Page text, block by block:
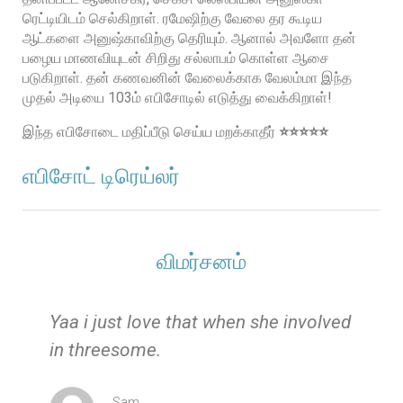
ரெட்டியிடம் செல்கிறாள். ரமேஷிற்கு வேலை தர கூடிய
ஆட்களை அனுஷ்காவிற்கு தெரியும். ஆனால் அவளோ தன்
பழைய மாணவியுடன் சிறிது சல்லாபம் கொள்ள ஆசை
படுகிறாள். தன் கணவனின் வேலைக்காக வேலம்மா இந்த
முதல் அடியை 103ம் எபிசோடில் எடுத்து வைக்கிறாள்!
இந்த எபிசோடை மதிப்பீடு செய்ய மறக்காதீர் ⭐️⭐️⭐️⭐️⭐️
எபிசோட் டிரெய்லர்
விமர்சனம்
Yaa i just love that when she involved
in threesome.